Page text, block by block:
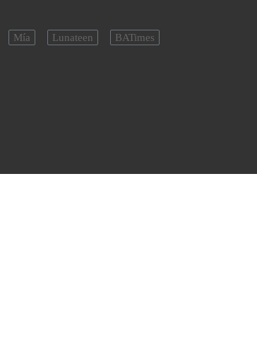
Mía Lunateen BATimes